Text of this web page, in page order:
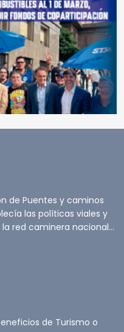
de Puentes y caminos
las políticas viales y
red caminera nacional...
de Turismo o